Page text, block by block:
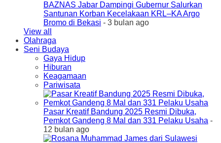
BAZNAS Jabar Dampingi Gubernur Salurkan
Santunan Korban Kecelakaan KRL–KA Argo
Bromo di Bekasi - 3 bulan ago
View all
Olahraga
Seni Budaya
Gaya Hidup
Hiburan
Keagamaan
Pariwisata
Pasar Kreatif Bandung 2025 Resmi Dibuka,
Pemkot Gandeng 8 Mal dan 331 Pelaku Usaha -
12 bulan ago